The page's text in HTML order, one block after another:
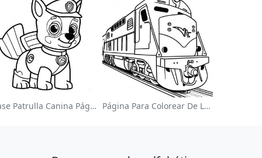
Chase Patrulla Canina Página Para Colorear Página Para Colorear De Locomotora Colorida